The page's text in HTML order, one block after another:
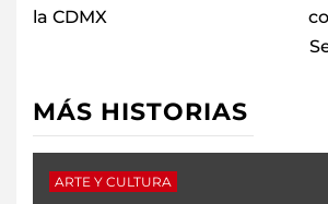
la CDMX
MÁS HISTORIAS
ARTE Y CULTURA